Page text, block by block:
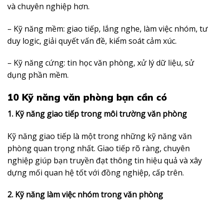
và chuyên nghiệp hơn.
– Kỹ năng mềm: giao tiếp, lắng nghe, làm việc nhóm, tư
duy logic, giải quyết vấn đề, kiểm soát cảm xúc.
– Kỹ năng cứng: tin học văn phòng, xử lý dữ liệu, sử
dụng phần mềm.
10 Kỹ năng văn phòng bạn cần có
1. Kỹ năng giao tiếp trong môi trường văn phòng
Kỹ năng giao tiếp là một trong những kỹ năng văn
phòng quan trọng nhất. Giao tiếp rõ ràng, chuyên
nghiệp giúp bạn truyền đạt thông tin hiệu quả và xây
dựng mối quan hệ tốt với đồng nghiệp, cấp trên.
2. Kỹ năng làm việc nhóm trong văn phòng